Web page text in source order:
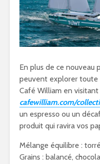
En plus de ce nouveau
peuvent explorer toute
Café William en visitant
cafewilliam.com/
un espresso ou un
produit qui ravira vos
Mélange équilibre :
Grains : balancé,